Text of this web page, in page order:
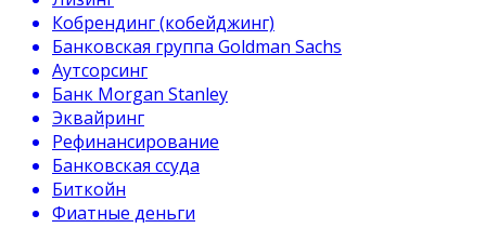
Кобрендинг (кобейджинг)
Банковская группа Goldman Sachs
Аутсорсинг
Банк Morgan Stanley
Эквайринг
Рефинансирование
Банковская ссуда
Биткойн
Фиатные деньги